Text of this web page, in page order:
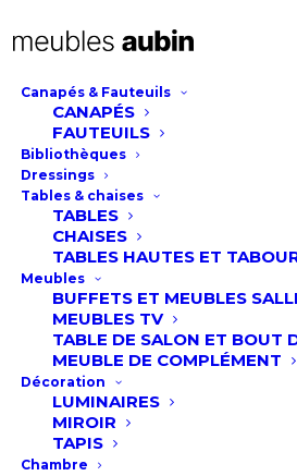
Canapés & Fauteuils
CANAPÉS
FAUTEUILS
Bibliothèques
Dressings
Tables & chaises
TABLES
CHAISES
TABLES HAUTES ET
Meubles
BUFFETS ET MEUBLES
MEUBLES TV
TABLE DE SALON ET BOUT
MEUBLE DE COMPLÉMENT
Décoration
LUMINAIRES
MIROIR
TAPIS
Chambre
Meuble TV